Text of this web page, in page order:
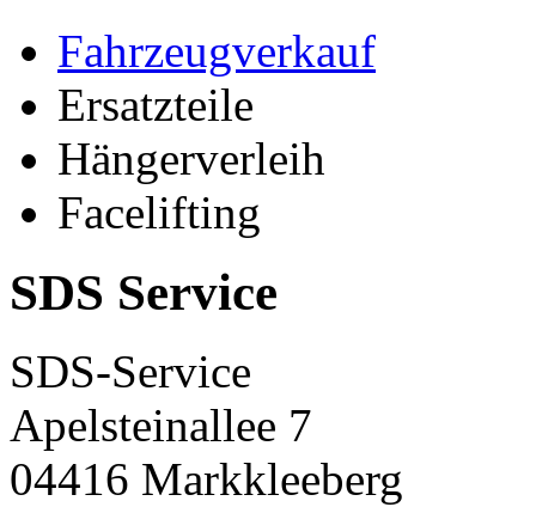
Fahrzeugverkauf
Ersatzteile
Hängerverleih
Facelifting
SDS Service
SDS-Service
Apelsteinallee 7
04416 Markkleeberg